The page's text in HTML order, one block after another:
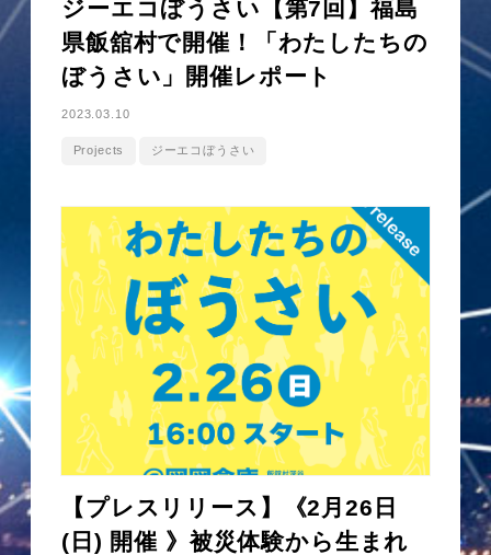
ジーエコぼうさい【第7回】福島
県飯舘村で開催！「わたしたちの
ぼうさい」開催レポート
2023.03.10
Projects ジーエコぼうさい
【プレスリリース】《2月26日
(日) 開催 》被災体験から生まれ